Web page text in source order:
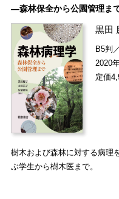
―森林保全から公園管理ま
黒田
B5判
2020
定価
樹木および森林に対する病理
ぶ学生から樹木医まで。